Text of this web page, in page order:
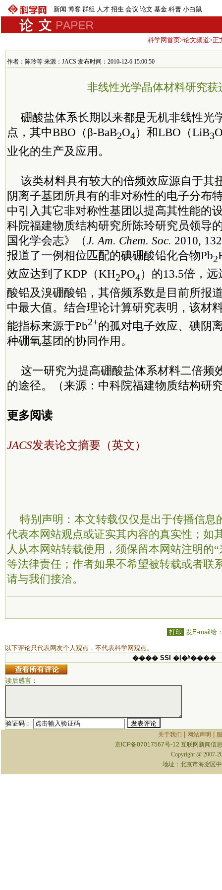
新闻 博客 群组 人才 招生 会议 论文 基金 科普 小白鼠
科学网首页>论文频道>正
作者：陈玲等 来源：JACS 发布时间：2010-12-6 15:00:50
非线性光学晶体材料研究获
硼酸盐体系长期以来都是无机非线性光
点，其中BBO（β-BaB2O4）和LBO（LiB3
业化的生产及应用。
该类材料具有较大的倍频效应源自于其
阴离子基团所具有的非对称性的电子分布
中引入其它非对称性基团以提高其性能的
科院福建物质结构研究所陈玲研究员领导
国化学会志》（J. Am. Chem. Soc. 2010,
报道了一例相位匹配的碘硼酸铅化合物Pb2
效应达到了KDP（KH2PO4）的13.5倍，
酸铅及溴硼酸铅，其倍频系数是目前所报
中最大值。结合理论计算研究表明，该材
能指标来源于Pb2+的孤对电子效应、碘阴
种硼氧基团的协同作用。
这一研究为提高硼酸盐体系材料二倍频
的途径。（来源：中科院福建物质结构研
更多阅读
JACS发表论文摘要（英文）
特别声明：本文转载仅仅是出于传播信息
代表本网站观点或证实其内容的真实性；如
人从本网站转载使用，须保留本网站注明的
等法律责任；作者如果不希望被转载或者联
请与我们接洽。
打印 发E-mail给
以下评论只代表网友个人观点，不代表科学网观点。
���� SSI �ļ�ʱ����
读后感言：
验证码：
关于我们 | 网站声明 |
京ICP备07017567号-12 互联网新闻信
Copyright @ 2007-
地址：北京市海淀区